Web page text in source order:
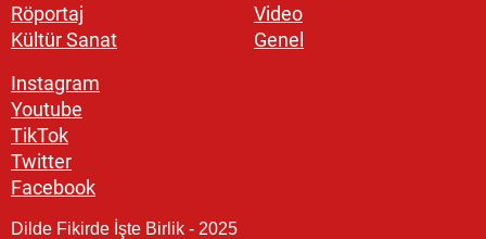
Röportaj
Kültür Sanat
Video
Genel
Instagram
Youtube
TikTok
Twitter
Facebook
Dilde Fikirde İşte Birlik - 2025